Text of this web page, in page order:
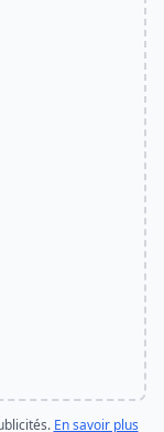
En savoir plus